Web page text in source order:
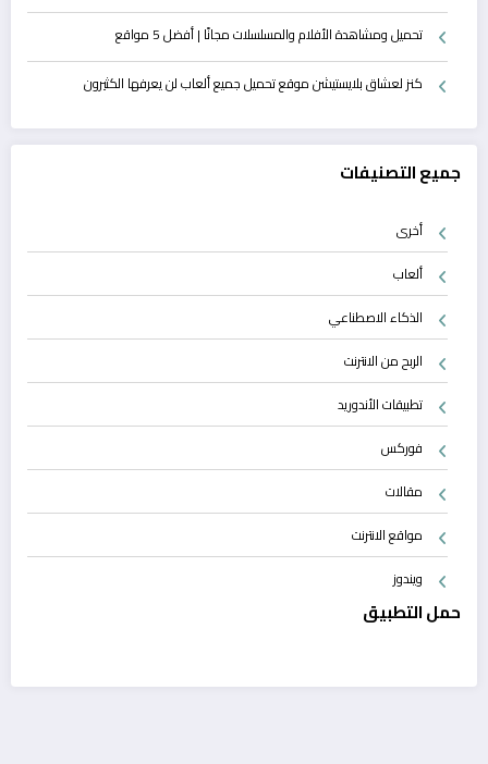
تحميل ومشاهدة الأفلام والمسلسلات مجانًا | أفضل 5 مواقع
كنز لعشاق بلايستيشن موقع تحميل جميع ألعاب لن يعرفها الكثيرون
جميع التصنيفات
أخرى
ألعاب
الذكاء الاصطناعي
الربح من الانترنت
تطبيقات الأندوريد
فوركس
مقالات
مواقع الانترنت
ويندوز
حمل التطبيق